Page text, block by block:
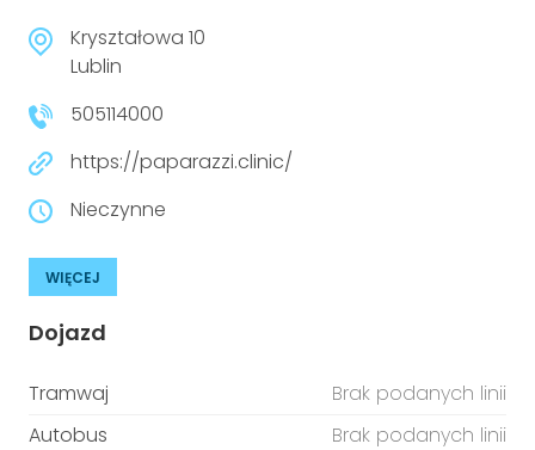
Kryształowa 10
Lublin
505114000
https://paparazzi.clinic/
Nieczynne
WIĘCEJ
Dojazd
Tramwaj
Brak podanych linii
Autobus
Brak podanych linii